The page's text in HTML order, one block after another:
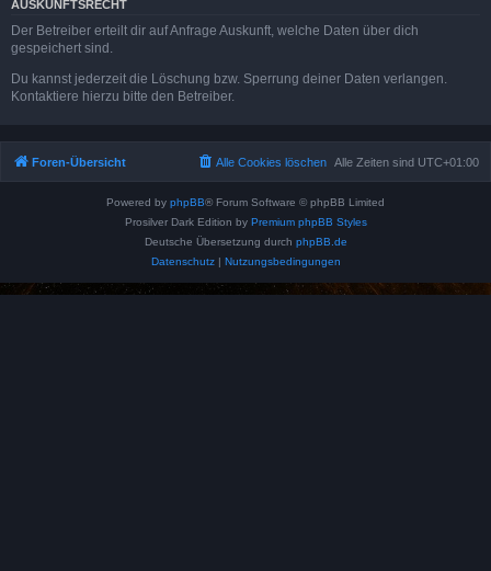
AUSKUNFTSRECHT
Der Betreiber erteilt dir auf Anfrage Auskunft, welche Daten über dich
gespeichert sind.
Du kannst jederzeit die Löschung bzw. Sperrung deiner Daten verlangen.
Kontaktiere hierzu bitte den Betreiber.
Foren-Übersicht Alle Zeiten sind UTC+01:00
Alle Cookies löschen
Powered by phpBB® Forum Software © phpBB Limited
Prosilver Dark Edition by Premium phpBB Styles
Deutsche Übersetzung durch phpBB.de
Datenschutz| Nutzungsbedingungen